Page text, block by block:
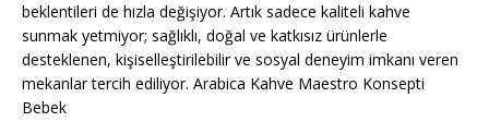
beklentileri de hızla değişiyor. Artık sadece kaliteli kahve
sunmak yetmiyor; sağlıklı, doğal ve katkısız ürünlerle
desteklenen, kişiselleştirilebilir ve sosyal deneyim imkanı veren
mekanlar tercih ediliyor. Arabica Kahve Maestro Konsepti
Bebek